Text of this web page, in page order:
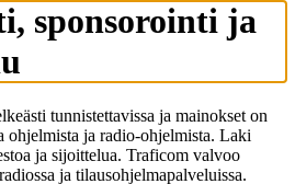
sponsorointi ja
tunnistettavissa ja mainokset on
ohjelmista ja radio-ohjelmista. Laki
ja sijoittelua. Traficom valvoo
ja tilausohjelmapalveluissa.